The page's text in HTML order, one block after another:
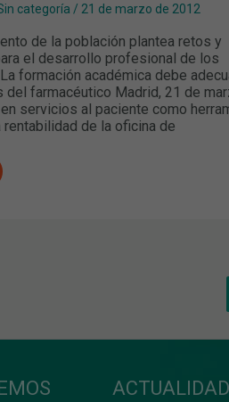
categoría / 21 de marzo de 2012
de la población plantea retos y
el desarrollo profesional de los
formación académica debe
del farmacéutico Madrid, 21 de
servicios al paciente como
rentabilidad de la oficina de
ACTUALIDAD